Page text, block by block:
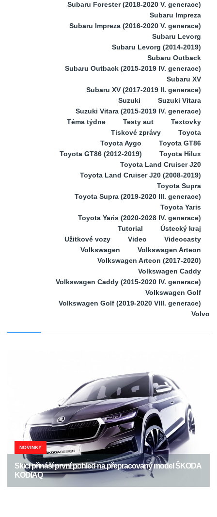
Subaru Forester (2018-2020 V. generace)
Subaru Impreza
Subaru Impreza (2016-2020 V. generace)
Subaru Levorg
Subaru Levorg (2014-2019)
Subaru Outback
Subaru Outback (2015-2019 IV. generace)
Subaru XV
Subaru XV (2017-2019 II. generace)
Suzuki
Suzuki Vitara
Suzuki Vitara (2015-2019 IV. generace)
Téma týdne
Testy aut
Textovky
Tiskové zprávy
Toyota
Toyota Aygo
Toyota GT86
Toyota GT86 (2012-2019)
Toyota Hilux
Toyota Land Cruiser J20
Toyota Land Cruiser J20 (2008-2019)
Toyota Supra
Toyota Supra (2019-2020 III. generace)
Toyota Yaris
Toyota Yaris (2020-2028 IV. generace)
Tutorial
Ústecký kraj
Užitkové vozy
Video
Videocasty
Volkswagen
Volkswagen Arteon
Volkswagen Arteon (2017-2020)
Volkswagen Caddy
Volkswagen Caddy (2015-2020 IV. generace)
Volkswagen Golf
Volkswagen Golf (2019-2020 VIII. generace)
Volvo
NOVINKY
Skici přináší první pohled na přepracovaný model ŠKODA
KODIAQ